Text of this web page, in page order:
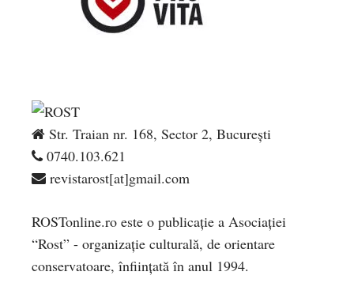
Str. Traian nr. 168, Sector 2, București
0740.103.621
revistarost[at]gmail.com
ROSTonline.ro este o publicaţie a Asociaţiei
“Rost” - organizaţie culturală, de orientare
conservatoare, înfiinţată în anul 1994.